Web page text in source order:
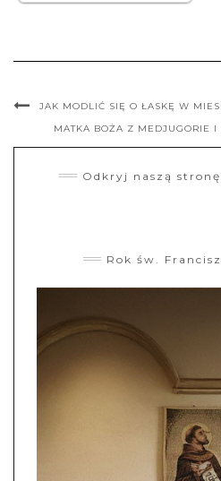
JAK MODLIĆ SIĘ O ŁASKĘ W
MATKA BOŻA Z MEDJUGORIE
Odkryj naszą
Rok św.